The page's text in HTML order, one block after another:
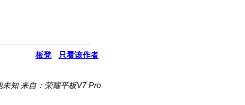
板凳 只看该作者
未知 来自：荣耀平板V7 Pro